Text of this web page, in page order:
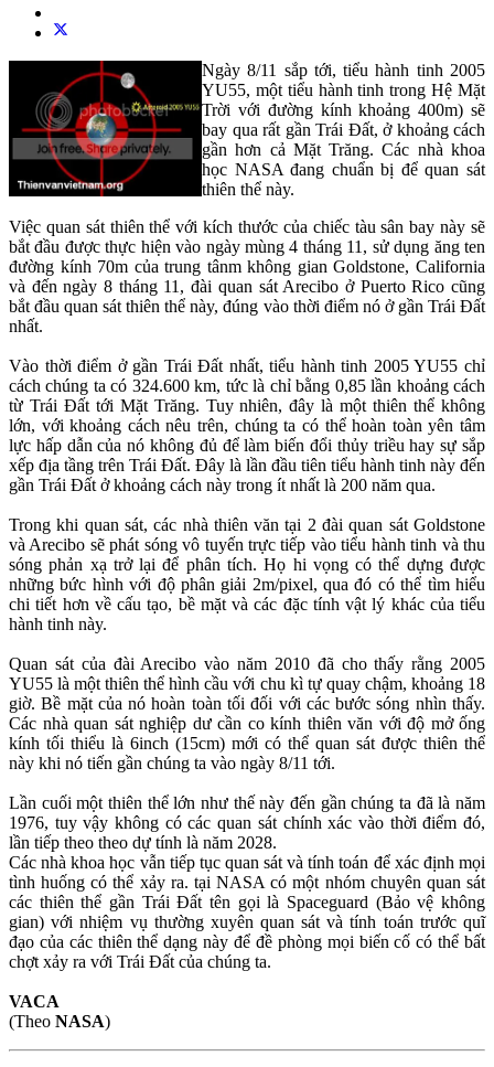
Ngày 8/11 sắp tới, tiểu hành tinh 2005
YU55, một tiểu hành tinh trong Hệ Mặt
Trời với đường kính khoảng 400m) sẽ
bay qua rất gần Trái Đất, ở khoảng cách
gần hơn cả Mặt Trăng. Các nhà khoa
học NASA đang chuẩn bị để quan sát
thiên thể này.
Việc quan sát thiên thể với kích thước của chiếc tàu sân bay này sẽ
bắt đầu được thực hiện vào ngày mùng 4 tháng 11, sử dụng ăng ten
đường kính 70m của trung tânm không gian Goldstone, California
và đến ngày 8 tháng 11, đài quan sát Arecibo ở Puerto Rico cũng
bắt đầu quan sát thiên thể này, đúng vào thời điểm nó ở gần Trái Đất
nhất.
Vào thời điểm ở gần Trái Đất nhất, tiểu hành tinh 2005 YU55 chỉ
cách chúng ta có 324.600 km, tức là chỉ bằng 0,85 lần khoảng cách
từ Trái Đất tới Mặt Trăng. Tuy nhiên, đây là một thiên thể không
lớn, với khoảng cách nêu trên, chúng ta có thể hoàn toàn yên tâm
lực hấp dẫn của nó không đủ để làm biến đổi thủy triều hay sự sắp
xếp địa tầng trên Trái Đất. Đây là lần đầu tiên tiểu hành tinh này đến
gần Trái Đất ở khoảng cách này trong ít nhất là 200 năm qua.
Trong khi quan sát, các nhà thiên văn tại 2 đài quan sát Goldstone
và Arecibo sẽ phát sóng vô tuyến trực tiếp vào tiểu hành tinh và thu
sóng phản xạ trở lại để phân tích. Họ hi vọng có thể dựng được
những bức hình với độ phân giải 2m/pixel, qua đó có thể tìm hiểu
chi tiết hơn về cấu tạo, bề mặt và các đặc tính vật lý khác của tiểu
hành tinh này.
Quan sát của đài Arecibo vào năm 2010 đã cho thấy rằng 2005
YU55 là một thiên thể hình cầu với chu kì tự quay chậm, khoảng 18
giờ. Bề mặt của nó hoàn toàn tối đối với các bước sóng nhìn thấy.
Các nhà quan sát nghiệp dư cần co kính thiên văn với độ mở ống
kính tối thiểu là 6inch (15cm) mới có thể quan sát được thiên thể
này khi nó tiến gần chúng ta vào ngày 8/11 tới.
Lần cuối một thiên thể lớn như thế này đến gần chúng ta đã là năm
1976, tuy vậy không có các quan sát chính xác vào thời điểm đó,
lần tiếp theo theo dự tính là năm 2028.
Các nhà khoa học vẫn tiếp tục quan sát và tính toán để xác định mọi
tình huống có thể xảy ra. tại NASA có một nhóm chuyên quan sát
các thiên thể gần Trái Đất tên gọi là Spaceguard (Bảo vệ không
gian) với nhiệm vụ thường xuyên quan sát và tính toán trước quĩ
đạo của các thiên thể dạng này để đề phòng mọi biến cố có thể bất
chợt xảy ra với Trái Đất của chúng ta.
VACA
(Theo NASA)